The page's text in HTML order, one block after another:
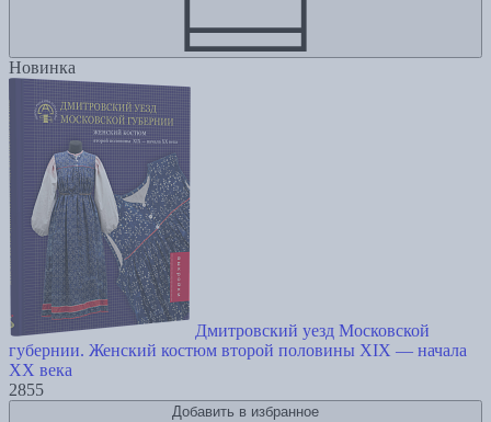
Новинка
Дмитровский уезд Московской
губернии. Женский костюм второй половины XIX — начала
XX века
2855
Добавить в избранное